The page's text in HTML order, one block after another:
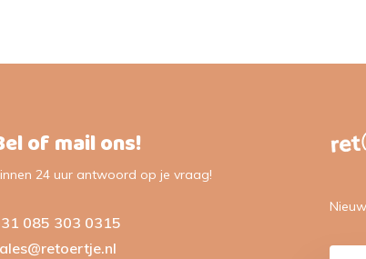
of mail ons!
24 uur antwoord op je vraag!
085 303 0315